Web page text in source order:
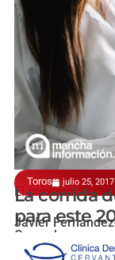
Toros julio 25, 2017
El próximo 25 de
La corrida
para este
Javier
Camacho